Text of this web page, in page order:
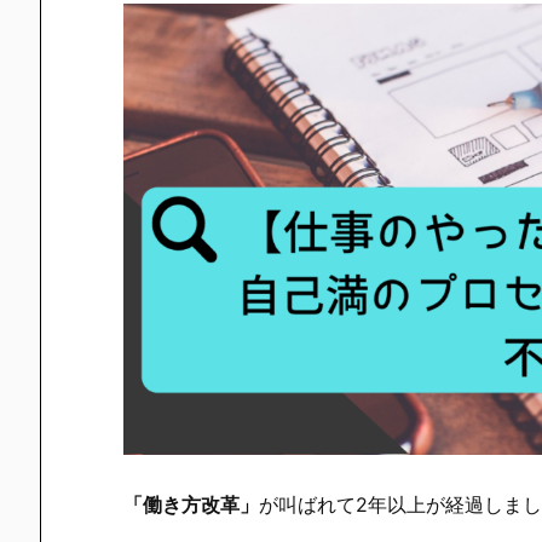
「働き方改革」 が叫ばれて2年以上が経過しま